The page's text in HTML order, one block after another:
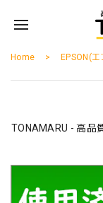
Home EPSON(
TONAMARU - 高品